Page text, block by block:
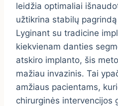
leidžia optimaliai
užtikrina stabilų
Lyginant su tradicine
kiekvienam danties
atskiro implanto, šis
mažiau invazinis. Tai
amžiaus pacientams,
chirurginės intervencijos